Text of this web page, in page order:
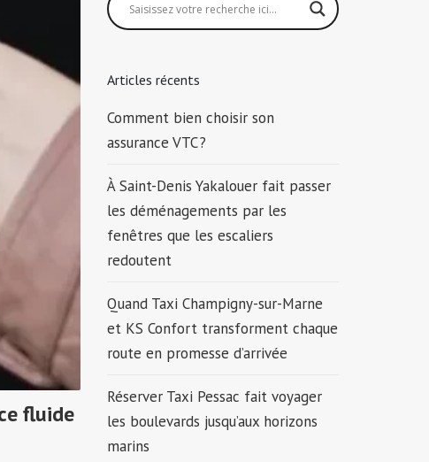
fluide
Articles récents
Comment bien choisir son
assurance VTC ?
À Saint-Denis Yakalouer fait passer
les déménagements par les
fenêtres que les escaliers
redoutent
Quand Taxi Champigny-sur-Marne
et KS Confort transforment chaque
route en promesse d’arrivée
Réserver Taxi Pessac fait voyager
les boulevards jusqu’aux horizons
marins